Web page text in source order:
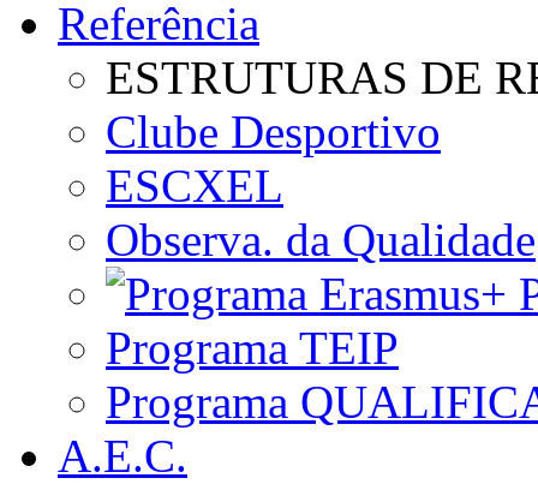
Referência
ESTRUTURAS DE
Clube Desportivo
ESCXEL
Observa. da Qualidade
Programa TEIP
Programa
A.E.C.